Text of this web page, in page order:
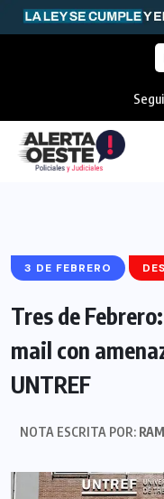
3 DE FEBRERO
Tres de
mail con
UNTREF
NOTA ESCRITA POR: